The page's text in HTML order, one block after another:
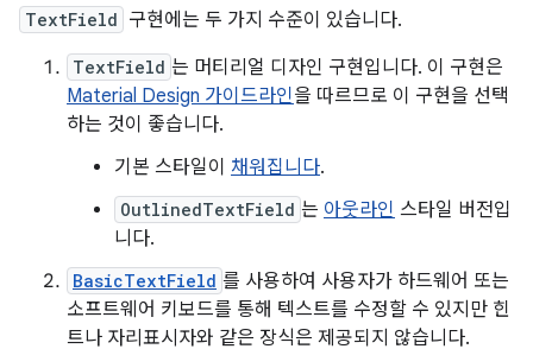
TextField 구현에는 두 가지 수준이 있습니다.
TextField 는 머티리얼 디자인 구현입니다. 이 구현은
Material Design 가이드라인을 따르므로 이 구현을 선택
하는 것이 좋습니다.
기본 스타일이 채워집니다.
OutlinedTextField 는 아웃라인 스타일 버전입
니다.
BasicTextField 를 사용하여 사용자가 하드웨어 또는
소프트웨어 키보드를 통해 텍스트를 수정할 수 있지만 힌
트나 자리표시자와 같은 장식은 제공되지 않습니다.